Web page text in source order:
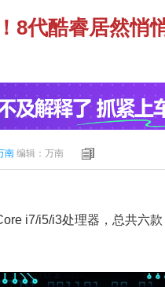
8代酷睿居然悄
南 编辑：万南
i7/i5/i3处理器，总共六